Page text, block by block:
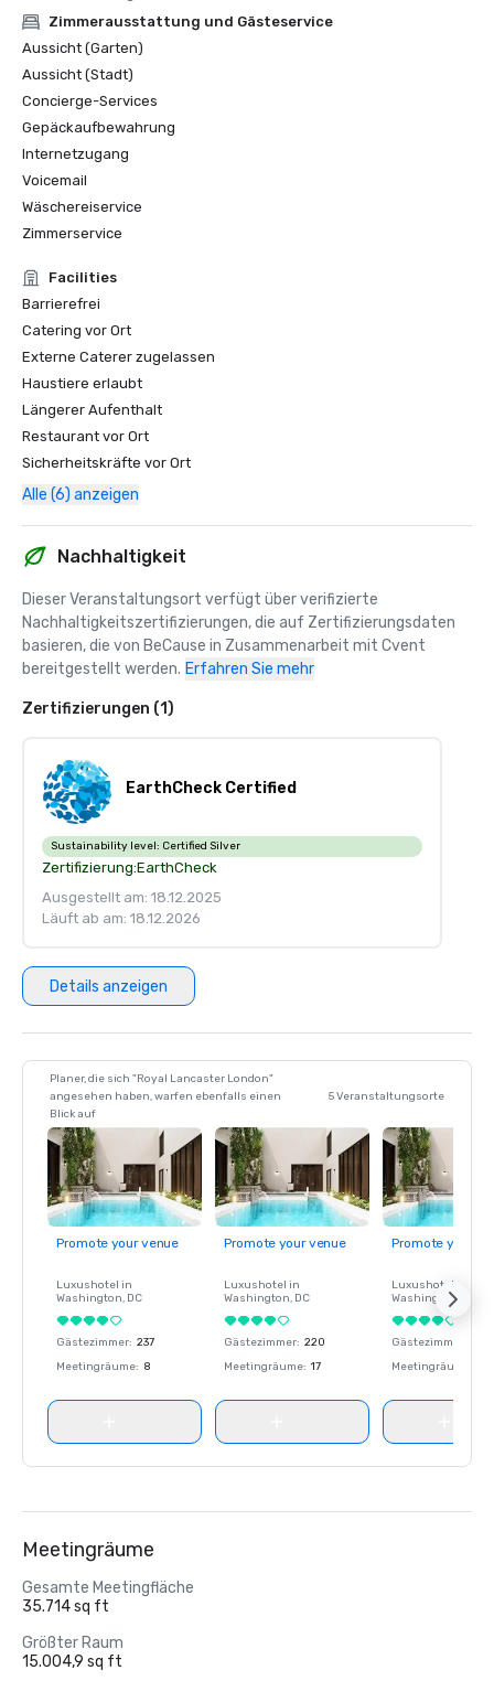
2023
EarthCheck — Silber-Zertifizierung (Nachhaltigkeit und
Umweltleistung)
2022
The Cateys — Das beste Konferenz- und Bankettteam
2021
Springboard Virtual Awards for Excellence — Bester
2020
man arbeiten kann
2019
The Cateys: Managerin des Jahres — Sally Beck
Der Cateys: Accessibility Award — Anerkennung von
The Sunday Times — Die 100 besten Unternehmen, für die
man arbeiten kann
Preferred Hotels & Resorts — Hotelmanager des Jahres
London Venue Awards: In den Top 3 der besten
Veranstaltungsorte ausgezeichnet (über 1.000
Veranstaltungsorte ausgezeichnet
2018
Springboard Awards for Excellence — Bester Arbeitgeber
London Venue Awards — Silver Award: Bester neuer oder
renovierter Veranstaltungsort
man arbeiten kann
Zimmerausstattung und Gästeservice
Aussicht (Garten)
Aussicht (Stadt)
Concierge-Services
Gepäckaufbewahrung
Internetzugang
Voicemail
Wäschereiservice
Zimmerservice
Facilities
Barrierefrei
Catering vor Ort
Externe Caterer zugelassen
Haustiere erlaubt
Längerer Aufenthalt
Restaurant vor Ort
Sicherheitskräfte vor Ort
Alle (6) anzeigen
Nachhaltigkeit
Dieser Veranstaltungsort verfügt über verifizierte
Nachhaltigkeitszertifizierungen, die auf Zertifizierungsdaten
basieren, die von BeCause in Zusammenarbeit mit Cvent
bereitgestellt werden. Erfahren Sie mehr
Zertifizierungen (1)
EarthCheck Certified
Sustainability level: Certified Silver
Zertifizierung:EarthCheck
Ausgestellt am: 18.12.2025
Läuft ab am: 18.12.2026
Details anzeigen
Planer, die sich "Royal Lancaster London"
angesehen haben, warfen ebenfalls einen
Blick auf
5 Veranstaltungsorte
Promote your venue
Luxushotel in
Washington, DC
Gästezimmer: 237
Meetingräume: 8
Promote your venue
Luxushotel in
Washington, DC
Gästezimmer: 220
Meetingräume: 17
Promote your
Luxushotel in
Washington
Gästezimmer
Meetingräume
Meetingräume
Gesamte Meetingfläche
35.714 sq ft
Größter Raum
15.004,9 sq ft